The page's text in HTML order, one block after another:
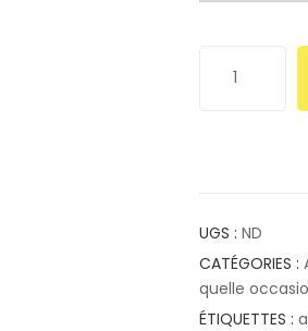
UGS : ND
CATÉGORIES :
quelle
ÉTIQUETTES :